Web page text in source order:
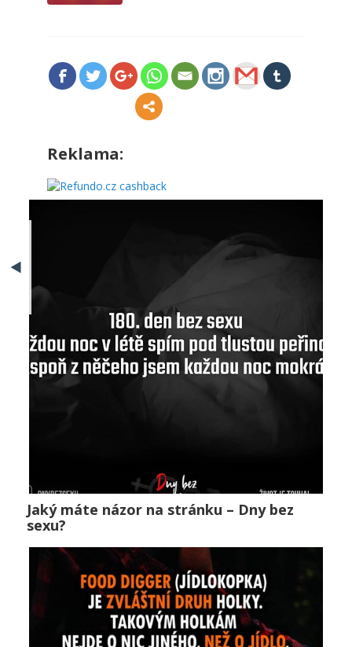
Reklama:
Jaký máte názor na stránku – Dny bez sexu?
Jaký máte názor na stránku – Dny bez
sexu?
0
Reakce na krátké děsivé
filmy – Ewitch
Kuře a prank s
LucyPug?